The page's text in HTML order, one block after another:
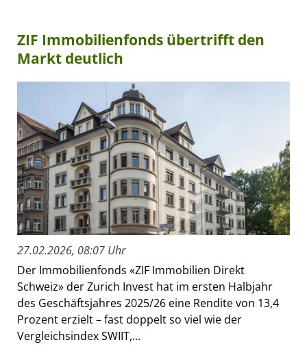
ZIF Immobilienfonds übertrifft den
Markt deutlich
27.02.2026, 08:07 Uhr
Der Immobilienfonds «ZIF Immobilien Direkt
Schweiz» der Zurich Invest hat im ersten Halbjahr
des Geschäftsjahres 2025/26 eine Rendite von 13,4
Prozent erzielt – fast doppelt so viel wie der
Vergleichsindex SWIIT,...